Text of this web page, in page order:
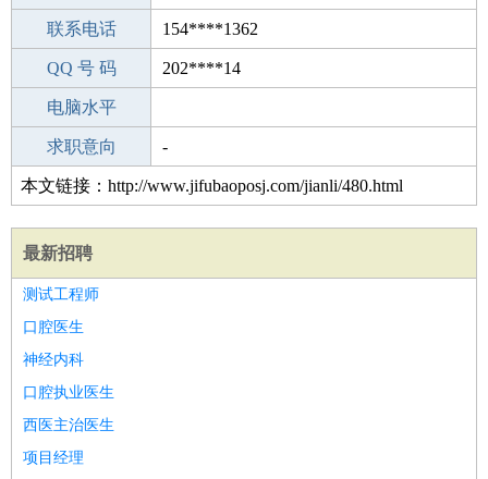
期望月薪
联系电话 154****1362
手机号码 154****1362
QQ 号 码 202****14
微信号码
电脑水平
外语水平
求职意向 -
本文链接：http://www.jifubaoposj.com/jianli/480.html
最新招聘
测试工程师
口腔医生
神经内科
口腔执业医生
西医主治医生
项目经理